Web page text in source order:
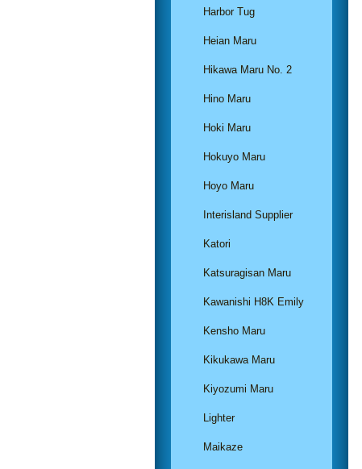
Harbor Tug
Heian Maru
Hikawa Maru No. 2
Hino Maru
Hoki Maru
Hokuyo Maru
Hoyo Maru
Interisland Supplier
Katori
Katsuragisan Maru
Kawanishi H8K Emily
Kensho Maru
Kikukawa Maru
Kiyozumi Maru
Lighter
Maikaze